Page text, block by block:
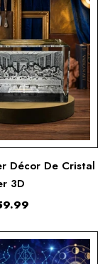
Décor De Cristal
3D